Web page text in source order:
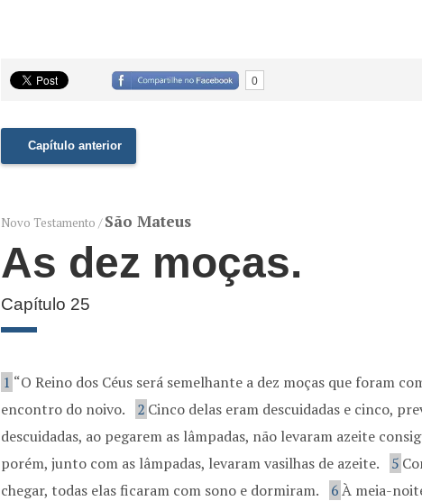
0
Capítulo anterior
Novo Testamento /São Mateus
As dez moças.
Capítulo 25
1 “O Reino dos Céus será semelhante a dez moças que foram
encontro do noivo.
2 Cinco delas eram descuidadas e cinco,
descuidadas, ao pegarem as lâmpadas, não levaram azeite
porém, junto com as lâmpadas, levaram vasilhas de azeite.
5
chegar, todas elas ficaram com sono e dormiram.
6À meia-